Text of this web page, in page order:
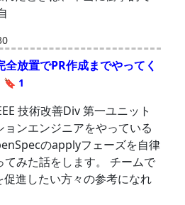
放置でPR作成までやってく
🔖 1
技術改善Div 第一ユニット
ンエンジニアをやっている
のapplyフェーズを自律
みた話をします。 チームで
進したい方々の参考になれ